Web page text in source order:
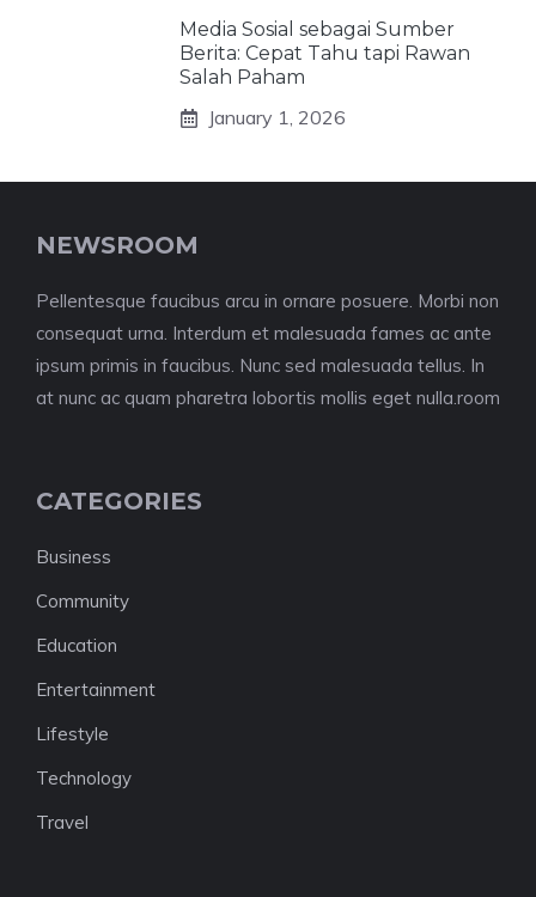
Media Sosial sebagai Sumber
Berita: Cepat Tahu tapi Rawan
Salah Paham
January 1, 2026
NEWSROOM
Pellentesque faucibus arcu in ornare posuere. Morbi non
consequat urna. Interdum et malesuada fames ac ante
ipsum primis in faucibus. Nunc sed malesuada tellus. In
at nunc ac quam pharetra lobortis mollis eget nulla.room
CATEGORIES
Business
Community
Education
Entertainment
Lifestyle
Technology
Travel